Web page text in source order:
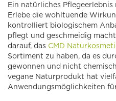
Ein natürliches
Erlebe die wohltuende
kontrolliert biologischem
pflegt und geschmeidig
darauf, das CMD
Sortiment zu haben, da es
gewonnen und nicht
vegane Naturprodukt hat
Anwendungsmöglichkeiten